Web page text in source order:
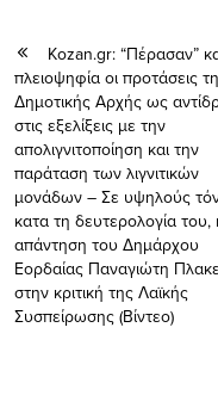
Kozan.gr: “Πέρασαν”
πλειοψηφία οι προτάσεις
Δημοτικής Αρχής ως
στις εξελίξεις με την
απολιγνιτοποίηση και την
παράταση των λιγνιτικών
μονάδων – Σε υψηλούς
κατα τη δευτερολογία του,
απάντηση του Δημάρχου
Εορδαίας Παναγιώτη
στην κριτική της Λαϊκής
Συσπείρωσης (Βίντεο)